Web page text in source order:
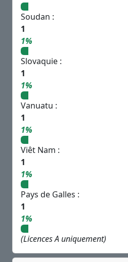
Soudan :
1
1%
Slovaquie :
1
1%
Vanuatu :
1
1%
Viêt Nam :
1
1%
Pays de Galles :
1
1%
(Licences A uniquement)